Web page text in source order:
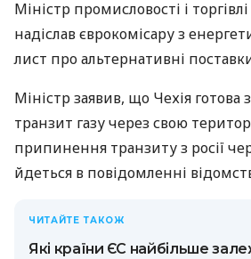
Міністр промисловості і
надіслав єврокомісару з
лист про альтернативні
Міністр заявив, що Чехія готова
транзит газу через свою
припинення транзиту з росії
йдеться в повідомленні
ЧИТАЙТЕ ТАКОЖ
Які країни ЄС найбільше